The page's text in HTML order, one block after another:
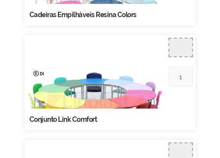
Cadeiras Empilháveis Resina Colors
Conjunto Link Comfort